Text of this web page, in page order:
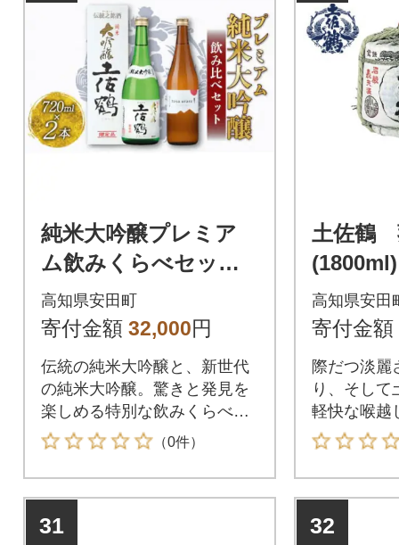
純米大吟醸プレミア
ム飲みくらべセットv
ol.1
高知県安田町
寄付金額 32,000円
伝統の純米大吟醸と、新世代
の純米大吟醸。驚きと発見を
楽しめる特別な飲みくらべセ
ットです。
（0件）
土佐鶴
(1800ml)
高知県安田
寄付金額
際だつ淡麗
り、そして
軽快な喉越
表酒です。
31 32